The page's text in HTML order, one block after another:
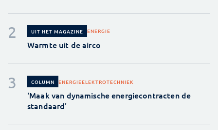
UIT HET MAGAZINE ENERGIE
Warmte uit de airco
COLUMN ENERGIEELEKTROTECHNIEK
'Maak van dynamische energiecontracten de
standaard'